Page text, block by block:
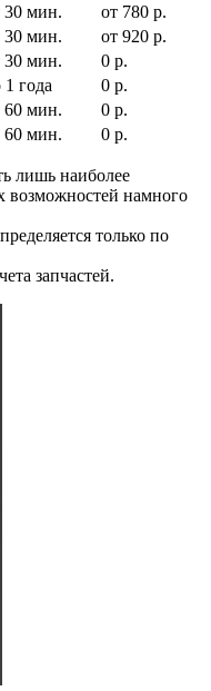
30 мин.
от 780 р.
30 мин.
от 920 р.
30 мин.
0 р.
1 года
0 р.
60 мин.
0 р.
60 мин. 0 р.
лишь наиболее
возможностей намного
только по
запчастей.